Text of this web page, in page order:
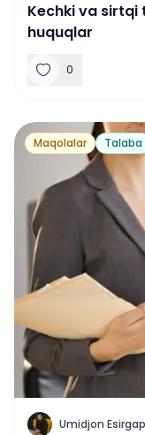
Kechki va sirtqi
huquqlar
0
Maqolalar Talaba
U Umidjon